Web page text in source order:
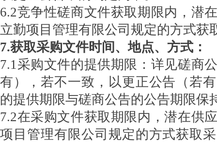
6.2竞争性磋商文件获取期限内，潜
立勤项目管理有限公司规定的方式获
7.获取采购文件时间、地点、方式：
7.1采购文件的提供期限：详见磋商
有），若不一致，以更正公告（若
的提供期限与磋商公告的公告期限保
7.2在采购文件获取期限内，潜在供
项目管理有限公司规定的方式获取